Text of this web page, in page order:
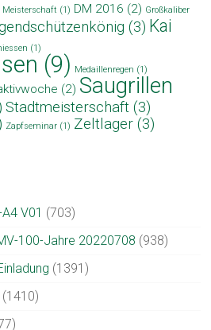
Meisterschaft (1) DM 2016 (2) Großkaliber
(3) Kai
(1)
(9) Medaillenregen (1)
(2) Saugrillen
Stadtmeisterschaft (3)
Zapfseminar (1) Zeltlager (3)
V01 (703)
100-Jahre 20220708 (938)
(1391)
(1410)